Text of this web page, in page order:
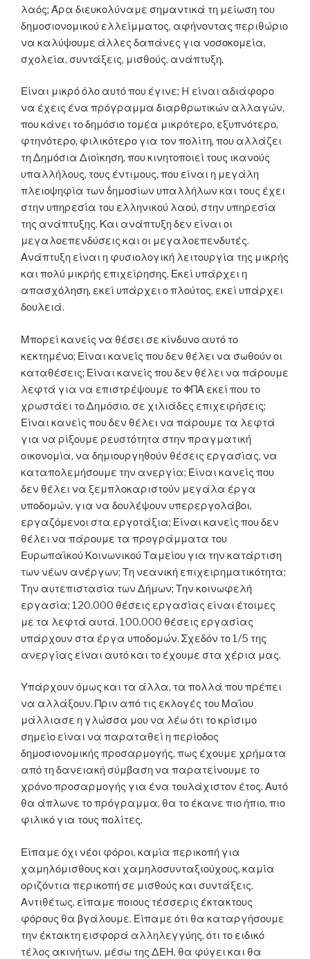
λαός; Άρα διευκολύναμε σημαντικά τη μείωση του
δημοσιονομικού ελλείμματος, αφήνοντας περιθώριο
να καλύψουμε άλλες δαπάνες για νοσοκομεία,
σχολεία, συντάξεις, μισθούς, ανάπτυξη.
Είναι μικρό όλο αυτό που έγινε; H είναι αδιάφορο
να έχεις ένα πρόγραμμα διαρθρωτικών αλλαγών,
που κάνει το δημόσιο τομέα μικρότερο, εξυπνότερο,
φτηνότερο, φιλικότερο για τον πολίτη, που αλλάζει
τη Δημόσια Διοίκηση, που κινητοποιεί τους ικανούς
υπαλλήλους, τους έντιμους, που είναι η μεγάλη
πλειοψηφία των δημοσίων υπαλλήλων και τους έχει
στην υπηρεσία του ελληνικού λαού, στην υπηρεσία
της ανάπτυξης. Και ανάπτυξη δεν είναι οι
μεγαλοεπενδύσεις και οι μεγαλοεπενδυτές.
Ανάπτυξη είναι η φυσιολογική λειτουργία της μικρής
και πολύ μικρής επιχείρησης. Εκεί υπάρχει η
απασχόληση, εκεί υπάρχει ο πλούτος, εκεί υπάρχει
δουλειά.
Μπορεί κανείς να θέσει σε κίνδυνο αυτό το
κεκτημένο; Είναι κανείς που δεν θέλει να σωθούν οι
καταθέσεις; Είναι κανείς που δεν θέλει να πάρουμε
λεφτά για να επιστρέψουμε το ΦΠΑ εκεί που το
χρωστάει το Δημόσιο, σε χιλιάδες επιχειρήσεις;
Είναι κανείς που δεν θέλει να πάρουμε τα λεφτά
για να ρίξουμε ρευστότητα στην πραγματική
οικονομία, να δημιουργηθούν θέσεις εργασίας, να
καταπολεμήσουμε την ανεργία; Είναι κανείς που
δεν θέλει να ξεμπλοκαριστούν μεγάλα έργα
υποδομών, για να δουλέψουν υπερεργολάβοι,
εργαζόμενοι στα εργοτάξια; Είναι κανείς που δεν
θέλει να πάρουμε τα προγράμματα του
Ευρωπαϊκού Κοινωνικού Ταμείου για την κατάρτιση
των νέων ανέργων; Τη νεανική επιχειρηματικότητα;
Την αυτεπιστασία των Δήμων; Την κοινωφελή
εργασία; 120.000 θέσεις εργασίας είναι έτοιμες
με τα λεφτά αυτά. 100.000 θέσεις εργασίας
υπάρχουν στα έργα υποδομών. Σχεδόν το 1/5 της
ανεργίας είναι αυτό και το έχουμε στα χέρια μας.
Υπάρχουν όμως και τα άλλα, τα πολλά που πρέπει
να αλλάξουν. Πριν από τις εκλογές του Μαΐου
μάλλιασε η γλώσσα μου να λέω ότι το κρίσιμο
σημείο είναι να παραταθεί η περίοδος
δημοσιονομικής προσαρμογής, πως έχουμε χρήματα
από τη δανειακή σύμβαση να παρατείνουμε το
χρόνο προσαρμογής για ένα τουλάχιστον έτος. Αυτό
θα άπλωνε το πρόγραμμα, θα το έκανε πιο ήπιο, πιο
φιλικό για τους πολίτες.
Είπαμε όχι νέοι φόροι, καμία περικοπή για
χαμηλόμισθους και χαμηλοσυνταξιούχους, καμία
οριζόντια περικοπή σε μισθούς και συντάξεις.
Αντιθέτως, είπαμε ποιους τέσσερις έκτακτους
φόρους θα βγάλουμε. Είπαμε ότι θα καταργήσουμε
την έκτακτη εισφορά αλληλεγγύης, ότι το ειδικό
τέλος ακινήτων, μέσω της ΔΕΗ, θα φύγει και θα